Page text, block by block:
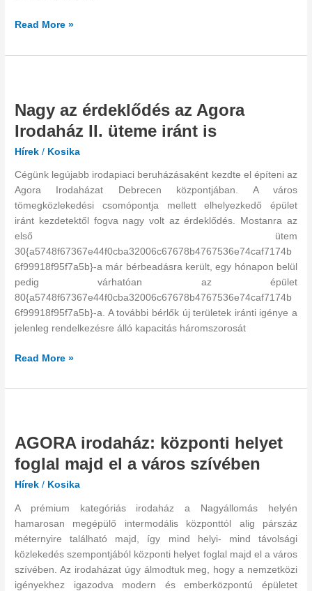
Read More »
Nagy az érdeklődés az Agora
Irodaház II. üteme iránt is
Hírek / Kosika
Cégünk legújabb irodapiaci beruházásaként kezdte el építeni az
Agora Irodaházat Debrecen központjában. A város
tömegközlekedési csomópontja mellett elhelyezkedő épület
iránt kezdetektől fogva nagy volt az érdeklődés. Mostanra az
első ütem
30{a5748f67367e44f0cba32006c67678b4767536e74caf7174b
6f99918f95f7a5b}-a már bérbeadásra került, egy hónapon belül
pedig várhatóan az épület
80{a5748f67367e44f0cba32006c67678b4767536e74caf7174b
6f99918f95f7a5b}-a. A további bérlők új területek iránti igénye a
jelenleg rendelkezésre álló kapacitás háromszorosát
érdeklődés
az
Agora
Irodaház
II.
üteme
iránt
is
Read More »
AGORA irodaház: központi helyet
foglal majd el a város szívében
Hírek / Kosika
A prémium kategóriás irodaház a Nagyállomás helyén
hamarosan megépülő intermodális központtól alig párszáz
méternyire található majd, így mind helyi- mind távolsági
közlekedés szempontjából központi helyet foglal majd el a város
szívében. Az irodaházat úgy álmodtuk meg, hogy a nemzetközi
igényekhez igazodva modern és emberközpontú épületet
központi
helyet
foglal
majd